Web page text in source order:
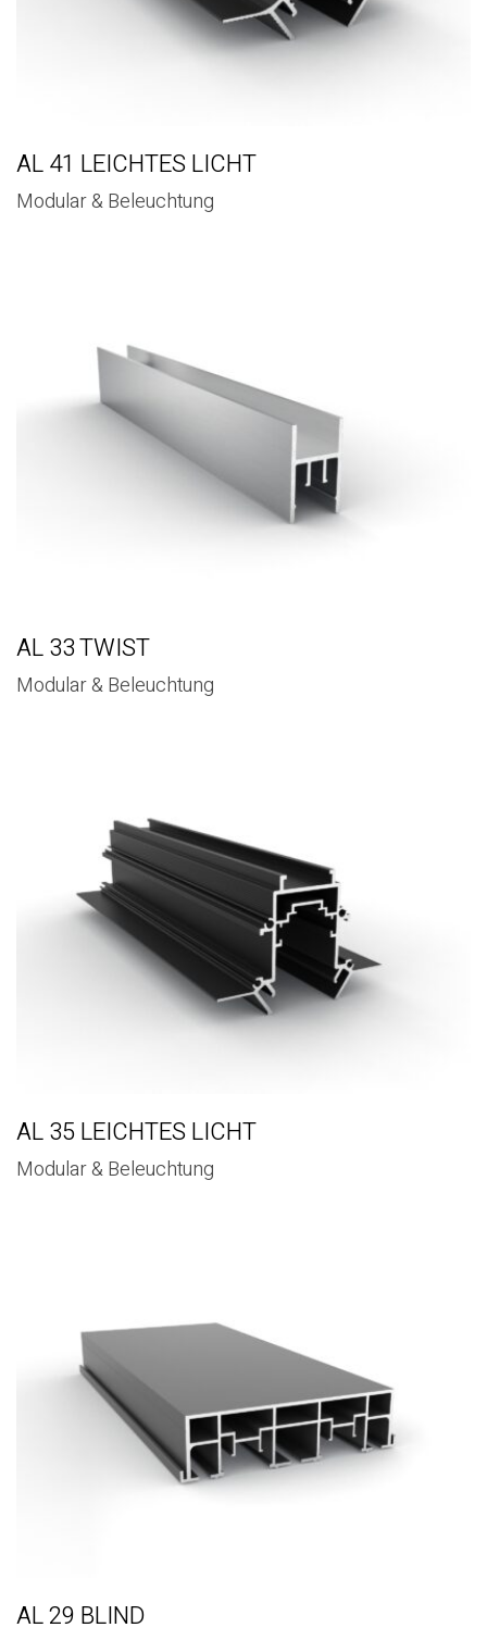
AL 41 LEICHTES LICHT
Modular & Beleuchtung
AL 33 TWIST
Modular & Beleuchtung
AL 35 LEICHTES LICHT
Modular & Beleuchtung
AL 29 BLIND